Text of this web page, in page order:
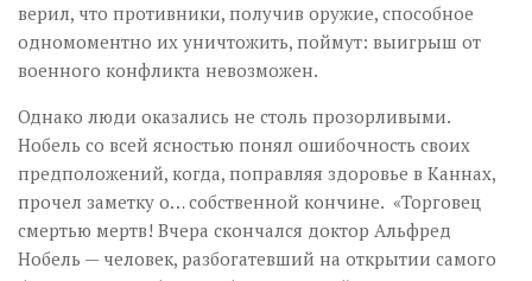
верил, что противники, получив оружие, способное
одномоментно их уничтожить, поймут: выигрыш от
военного конфликта невозможен.
Однако люди оказались не столь прозорливыми.
Нобель со всей ясностью понял ошибочность своих
предположений, когда, поправляя здоровье в Каннах,
прочел заметку о… собственной кончине. «Торговец
смертью мертв! Вчера скончался доктор Альфред
Нобель — человек, разбогатевший на открытии самого